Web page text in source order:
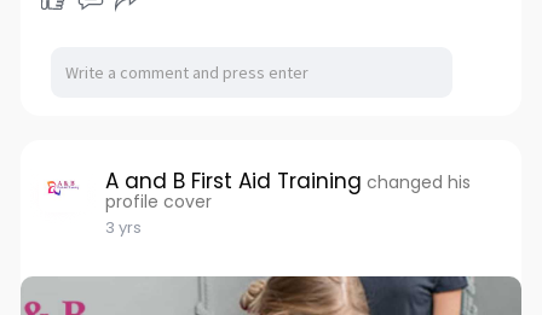
A and B First Aid Training changed his
profile cover
3 yrs